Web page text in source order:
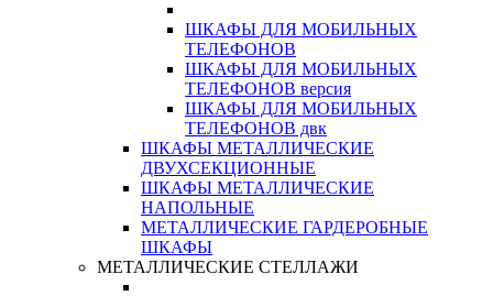
ШКАФЫ ДЛЯ МОБИЛЬНЫХ
ТЕЛЕФОНОВ
ШКАФЫ ДЛЯ МОБИЛЬНЫХ
ТЕЛЕФОНОВ версия
ШКАФЫ ДЛЯ МОБИЛЬНЫХ
ТЕЛЕФОНОВ двк
ШКАФЫ МЕТАЛЛИЧЕСКИЕ
ДВУХСЕКЦИОННЫЕ
ШКАФЫ МЕТАЛЛИЧЕСКИЕ
НАПОЛЬНЫЕ
МЕТАЛЛИЧЕСКИЕ ГАРДЕРОБНЫЕ
ШКАФЫ
МЕТАЛЛИЧЕСКИЕ СТЕЛЛАЖИ